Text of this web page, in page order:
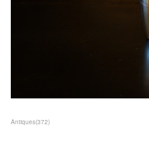
Antiques(372)